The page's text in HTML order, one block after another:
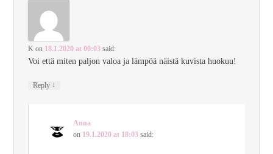
K on 18.1.2020 at 00:03 said:
Voi että miten paljon valoa ja lämpöä näistä kuvista huokuu!
Reply ↓
Anna
on 19.1.2020 at 18:03 said: